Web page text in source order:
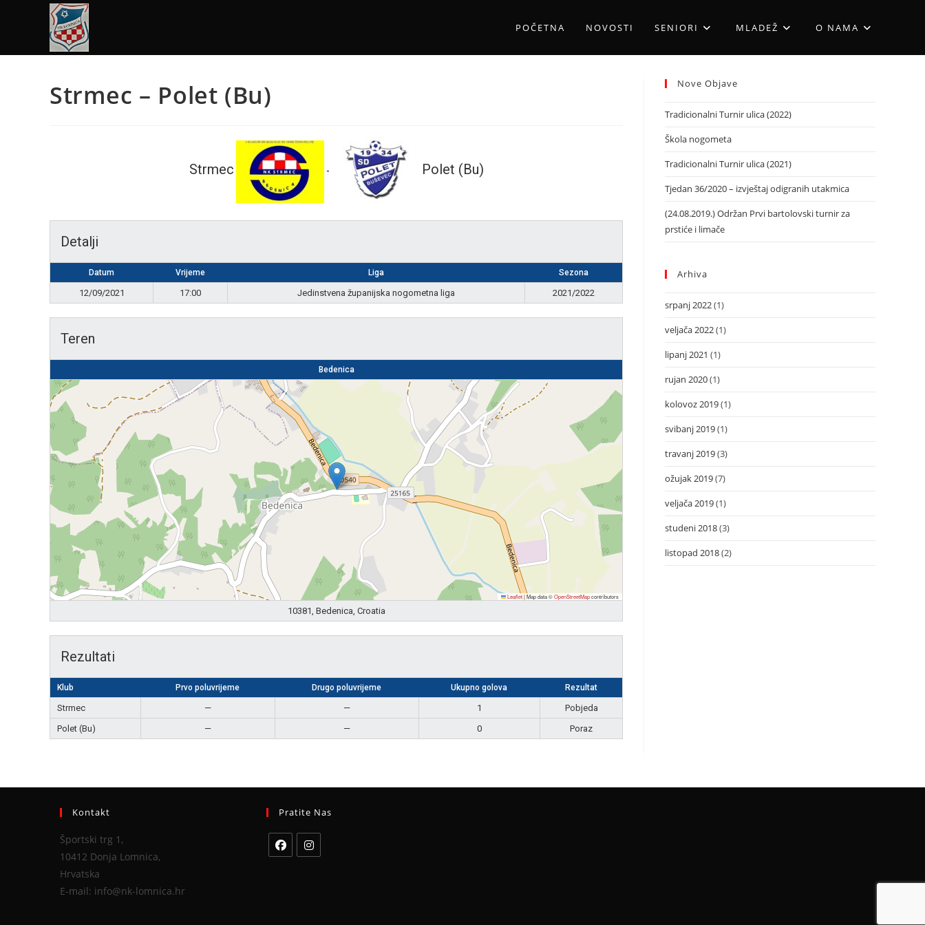
POČETNA NOVOSTI SENIORI MLADEŽ O NAMA
Strmec – Polet (Bu)
Strmec - Polet (Bu)
Detalji
Datum Vrijeme Liga Sezona
12/09/2021 17:00 Jedinstvena županijska nogometna liga 2021/2022
Teren
Bedenica
Leaflet|Map data ©OpenStreetMapcontributors
10381, Bedenica, Croatia
Rezultati
Klub Prvo poluvrijeme Drugo poluvrijeme Ukupno golova Rezultat
Strmec — — 1
Pobjeda
Polet (Bu)
— — 0 Poraz
Nove Objave
Tradicionalni Turnir ulica (2022)
Škola nogometa
Tradicionalni Turnir ulica (2021)
Tjedan 36/2020 – izvještaj odigranih utakmica
(24.08.2019.) Održan Prvi bartolovski turnir za
prstiće i limače
Arhiva
srpanj 2022(1)
veljača 2022(1)
lipanj 2021 (1)
rujan 2020(1)
kolovoz 2019(1)
svibanj 2019(1)
travanj 2019(3)
ožujak 2019(7)
veljača 2019(1)
studeni 2018(3)
listopad 2018(2)
Kontakt
Športski trg 1,
10412 Donja Lomnica,
Hrvatska
E-mail: info@nk-lomnica.hr
Pratite Nas